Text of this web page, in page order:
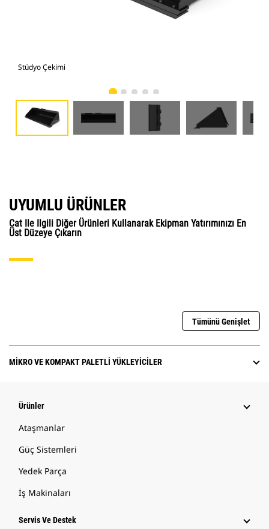
Stüdyo Çekimi
UYUMLU ÜRÜNLER
Cat Ile Ilgili Diğer Ürünleri Kullanarak Ekipman Yatırımınızı En
Üst Düzeye Çıkarın
Tümünü Genişlet
MIKRO VE KOMPAKT PALETLI YÜKLEYICILER
Ürünler
Ataşmanlar
Güç Sistemleri
Yedek Parça
İş Makinaları
Servis Ve Destek